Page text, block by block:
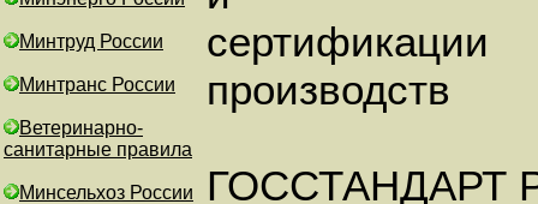
Минтруд России
Минтранс России
Ветеринарно-
санитарные правила
Минсельхоз России
сертификации
производств
ГОССТАНДАРТ